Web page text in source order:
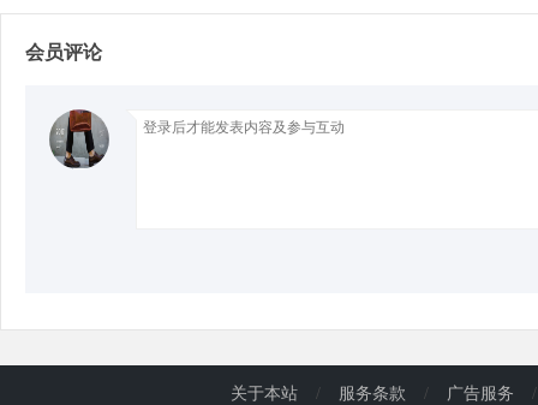
会员评论
关于本站 / 服务条款 / 广告服务 /